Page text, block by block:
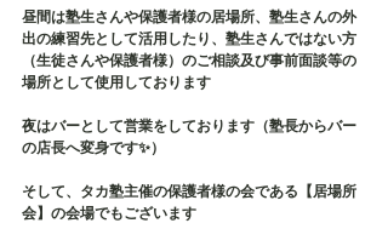
昼間は塾生さんや保護者様の居場所、塾生さんの外
出の練習先として活用したり、塾生さんではない方
（生徒さんや保護者様）のご相談及び事前面談等の
場所として使用しております
夜はバーとして営業をしております（塾長からバー
の店長へ変身です✨）
そして、タカ塾主催の保護者様の会である【居場所
会】の会場でもございます